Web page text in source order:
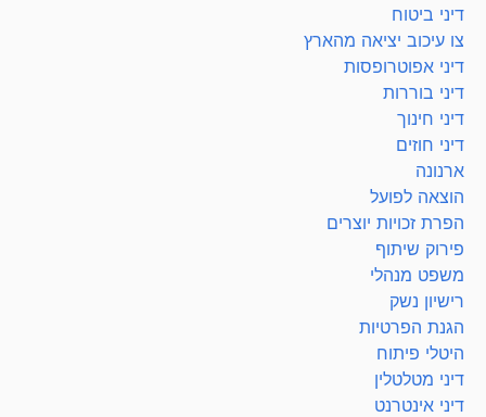
דיני ביטוח
צו עיכוב יציאה מהארץ
דיני אפוטרופסות
דיני בוררות
דיני חינוך
דיני חוזים
ארנונה
הוצאה לפועל
הפרת זכויות יוצרים
פירוק שיתוף
משפט מנהלי
רישיון נשק
הגנת הפרטיות
היטלי פיתוח
דיני מטלטלין
דיני אינטרנט